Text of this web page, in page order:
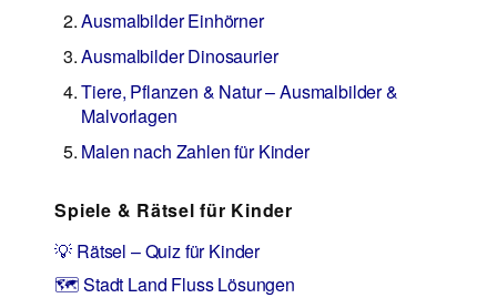
Ausmalbilder Einhörner
Ausmalbilder Dinosaurier
Tiere, Pflanzen & Natur – Ausmalbilder &
Malvorlagen
Malen nach Zahlen für Kinder
Spiele & Rätsel für Kinder
💡 Rätsel – Quiz für Kinder
🗺️ Stadt Land Fluss Lösungen